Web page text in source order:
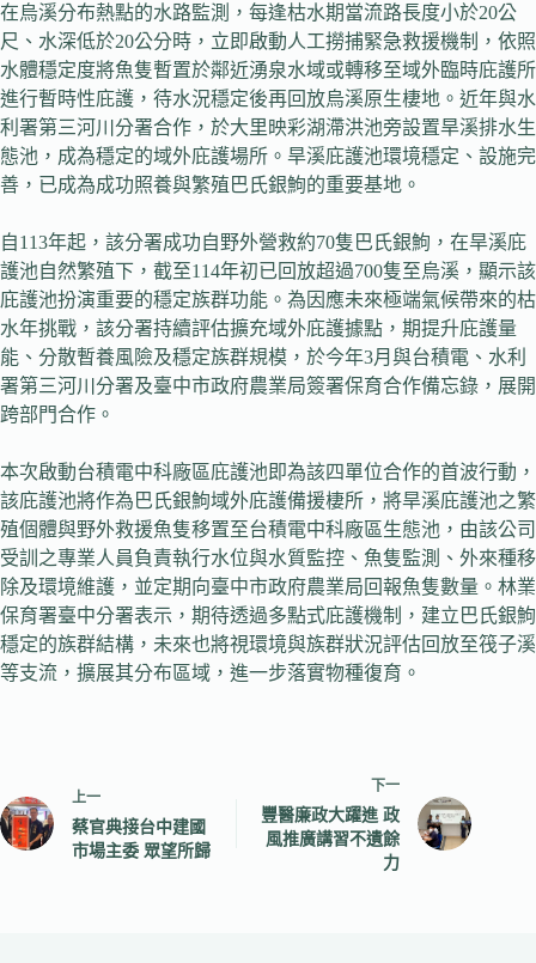
在烏溪分布熱點的水路監測，每逢枯水期當流路長度小於20公
尺、水深低於20公分時，立即啟動人工撈捕緊急救援機制，依照
水體穩定度將魚隻暫置於鄰近湧泉水域或轉移至域外臨時庇護所
進行暫時性庇護，待水況穩定後再回放烏溪原生棲地。近年與水
利署第三河川分署合作，於大里映彩湖滯洪池旁設置旱溪排水生
態池，成為穩定的域外庇護場所。旱溪庇護池環境穩定、設施完
善，已成為成功照養與繁殖巴氏銀鮈的重要基地。
自113年起，該分署成功自野外營救約70隻巴氏銀鮈，在旱溪庇
護池自然繁殖下，截至114年初已回放超過700隻至烏溪，顯示該
庇護池扮演重要的穩定族群功能。為因應未來極端氣候帶來的枯
水年挑戰，該分署持續評估擴充域外庇護據點，期提升庇護量
能、分散暫養風險及穩定族群規模，於今年3月與台積電、水利
署第三河川分署及臺中市政府農業局簽署保育合作備忘錄，展開
跨部門合作。
本次啟動台積電中科廠區庇護池即為該四單位合作的首波行動，
該庇護池將作為巴氏銀鮈域外庇護備援棲所，將旱溪庇護池之繁
殖個體與野外救援魚隻移置至台積電中科廠區生態池，由該公司
受訓之專業人員負責執行水位與水質監控、魚隻監測、外來種移
除及環境維護，並定期向臺中市政府農業局回報魚隻數量。林業
保育署臺中分署表示，期待透過多點式庇護機制，建立巴氏銀鮈
穩定的族群結構，未來也將視環境與族群狀況評估回放至筏子溪
等支流，擴展其分布區域，進一步落實物種復育。
上一
蔡官典接台中建國
市場主委 眾望所歸
下一
豐醫廉政大躍進 政
風推廣講習不遺餘
力